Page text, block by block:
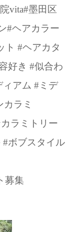
vita#墨田区
#ヘアカラー
ト #ヘアカタ
好き #似合わ
ィアム #ミデ
ラミ
ラミトリー
#ボブスタイル
募集